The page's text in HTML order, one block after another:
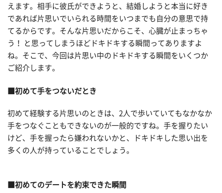
えます。相手に彼氏ができようと、結婚しようと本当に好き
であれば片思いでいられる時間をいつまでも自分の意思で持
てるからです。そんな片思いだからこそ、心臓が止まっちゃ
う！ と思ってしまうほどドキドキする瞬間ってありますよ
ね。そこで、今回は片思い中のドキドキする瞬間をいくつか
ご紹介します。
■初めて手をつないだとき
初めて経験する片思いのときは、2人で歩いていてもなかなか
手をつなぐこともできないのが一般的ですね。手を握りたい
けど、手を握ったら嫌われないかと、ドキドキした思い出を
多くの人が持っていることでしょう。
■初めてのデートを約束できた瞬間